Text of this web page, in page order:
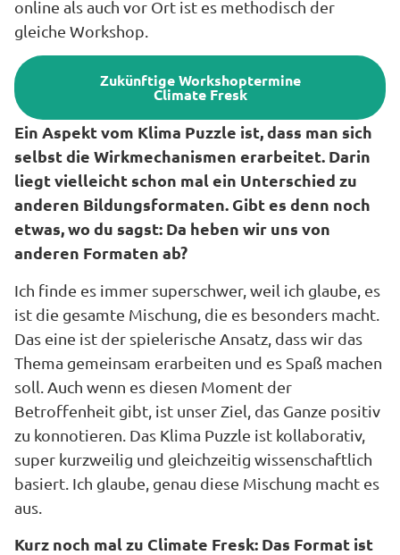
online als auch vor Ort ist es methodisch der
gleiche Workshop.
Zukünftige Workshoptermine
Climate Fresk
Ein Aspekt vom Klima Puzzle ist, dass man sich
selbst die Wirkmechanismen erarbeitet. Darin
liegt vielleicht schon mal ein Unterschied zu
anderen Bildungsformaten. Gibt es denn noch
etwas, wo du sagst: Da heben wir uns von
anderen Formaten ab?
Ich finde es immer superschwer, weil ich glaube, es
ist die gesamte Mischung, die es besonders macht.
Das eine ist der spielerische Ansatz, dass wir das
Thema gemeinsam erarbeiten und es Spaß machen
soll. Auch wenn es diesen Moment der
Betroffenheit gibt, ist unser Ziel, das Ganze positiv
zu konnotieren. Das Klima Puzzle ist kollaborativ,
super kurzweilig und gleichzeitig wissenschaftlich
basiert. Ich glaube, genau diese Mischung macht es
aus.
Kurz noch mal zu Climate Fresk: Das Format ist